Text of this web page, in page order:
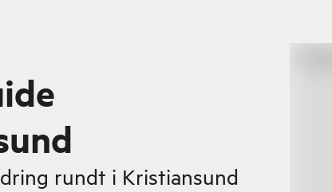
rundt i Kristiansund